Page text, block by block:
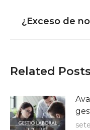
¿Exceso de
Related Posts